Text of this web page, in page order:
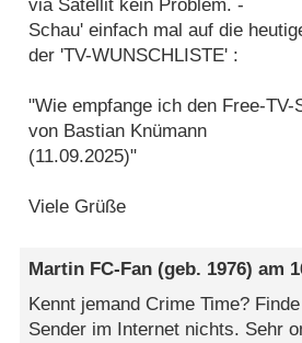
via Satellit kein Problem. -
Schau' einfach mal auf die
der 'TV-WUNSCHLISTE' :
"Wie empfange ich den Free-TV-
von Bastian Knümann
(11.09.2025)"
Viele Grüße
Martin FC-Fan (geb. 1976) am
Kennt jemand Crime Time?
Sender im Internet nichts. Sehr